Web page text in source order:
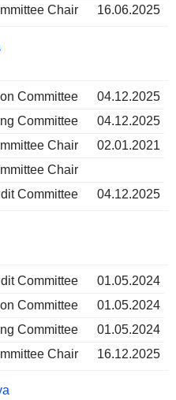
Chair
16.06.2025
Committee
04.12.2025
Committee
04.12.2025
Chair
02.01.2021
Chair
Committee
04.12.2025
Committee
01.05.2024
Committee
01.05.2024
Committee
01.05.2024
Chair
16.12.2025